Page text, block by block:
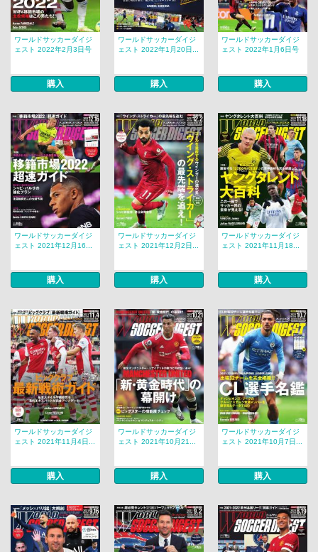
ワールドサッカーダイジ
ェスト 2022年2月3日号
購入
ワールドサッカーダイジ
ェスト 2022年1月20日...
購入
ワールドサッカーダイジ
ェスト 2022年1月6日号
購入
ワールドサッカーダイジ
ェスト 2021年12月16...
購入
ワールドサッカーダイジ
ェスト 2021年12月2日...
購入
ワールドサッカーダイジ
ェスト 2021年11月18...
購入
ワールドサッカーダイジ
ェスト 2021年11月4日...
購入
ワールドサッカーダイジ
ェスト 2021年10月21...
購入
ワールドサッカーダイジ
ェスト 2021年10月7日...
購入